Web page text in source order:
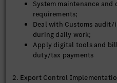
System maintenance
requirements;
Deal with Customs
during daily work;
Apply digital tools and
duty/tax payments
2. Export Control